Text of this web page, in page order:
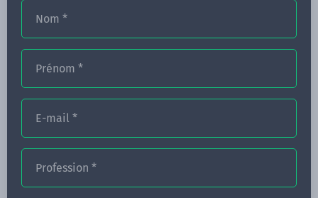
Nom *
Prénom *
E-mail *
Profession *
CONGRÈS
ACTUALITÉS